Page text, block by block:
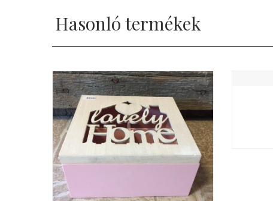
Hasonló termékek